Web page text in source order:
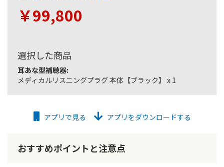
￥99,800
選択した商品
耳あな型補聴器:
メディカルリスニングプラグ 本体【ブラック】 x 1
アプリで見る アプリをダウンロードする
おすすめポイントと注意点